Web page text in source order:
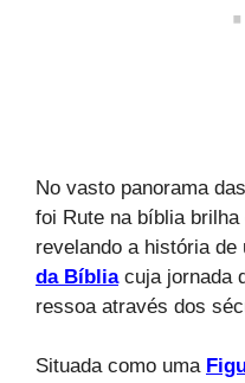
No vasto panorama
foi Rute na bíblia
revelando a história de
da Bíbliacuja jornada
ressoa através dos
Situada como uma